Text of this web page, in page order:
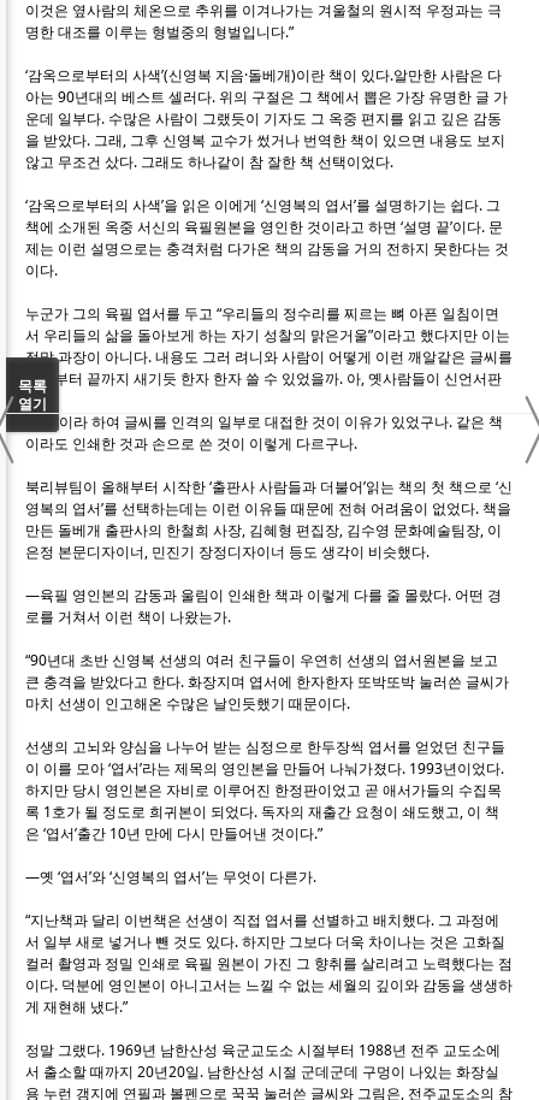
이것은 옆사람의 체온으로 추위를 이겨나가는 겨울철의 원시적 우정과는 극
명한 대조를 이루는 형벌중의 형벌입니다.”
‘감옥으로부터의 사색’(신영복 지음·돌베개)이란 책이 있다.알만한 사람은 다
아는 90년대의 베스트 셀러다. 위의 구절은 그 책에서 뽑은 가장 유명한 글 가
운데 일부다. 수많은 사람이 그랬듯이 기자도 그 옥중 편지를 읽고 깊은 감동
을 받았다. 그래, 그후 신영복 교수가 썼거나 번역한 책이 있으면 내용도 보지
않고 무조건 샀다. 그래도 하나같이 참 잘한 책 선택이었다.
‘감옥으로부터의 사색’을 읽은 이에게 ‘신영복의 엽서’를 설명하기는 쉽다. 그
책에 소개된 옥중 서신의 육필원본을 영인한 것이라고 하면 ‘설명 끝’이다. 문
제는 이런 설명으로는 충격처럼 다가온 책의 감동을 거의 전하지 못한다는 것
이다.
누군가 그의 육필 엽서를 두고 “우리들의 정수리를 찌르는 뼈 아픈 일침이면
서 우리들의 삶을 돌아보게 하는 자기 성찰의 맑은거울”이라고 했다지만 이는
정말 과장이 아니다. 내용도 그러 려니와 사람이 어떻게 이런 깨알같은 글씨를
처음부터 끝까지 새기듯 한자 한자 쓸 수 있었을까. 아, 옛사람들이 신언서판
(身言
書判)이라 하여 글씨를 인격의 일부로 대접한 것이 이유가 있었구나. 같은 책
이라도 인쇄한 것과 손으로 쓴 것이 이렇게 다르구나.
북리뷰팀이 올해부터 시작한 ‘출판사 사람들과 더불어’읽는 책의 첫 책으로 ‘신
영복의 엽서’를 선택하는데는 이런 이유들 때문에 전혀 어려움이 없었다. 책을
만든 돌베개 출판사의 한철희 사장, 김혜형 편집장, 김수영 문화예술팀장, 이
은정 본문디자이너, 민진기 장정디자이너 등도 생각이 비슷했다.
―육필 영인본의 감동과 울림이 인쇄한 책과 이렇게 다를 줄 몰랐다. 어떤 경
로를 거쳐서 이런 책이 나왔는가.
“90년대 초반 신영복 선생의 여러 친구들이 우연히 선생의 엽서원본을 보고
큰 충격을 받았다고 한다. 화장지며 엽서에 한자한자 또박또박 눌러쓴 글씨가
마치 선생이 인고해온 수많은 날인듯했기 때문이다.
선생의 고뇌와 양심을 나누어 받는 심정으로 한두장씩 엽서를 얻었던 친구들
이 이를 모아 ‘엽서’라는 제목의 영인본을 만들어 나눠가졌다. 1993년이었다.
하지만 당시 영인본은 자비로 이루어진 한정판이었고 곧 애서가들의 수집목
록 1호가 될 정도로 희귀본이 되었다. 독자의 재출간 요청이 쇄도했고, 이 책
은 ‘엽서’출간 10년 만에 다시 만들어낸 것이다.”
―옛 ‘엽서’와 ‘신영복의 엽서’는 무엇이 다른가.
“지난책과 달리 이번책은 선생이 직접 엽서를 선별하고 배치했다. 그 과정에
서 일부 새로 넣거나 뺀 것도 있다. 하지만 그보다 더욱 차이나는 것은 고화질
컬러 촬영과 정밀 인쇄로 육필 원본이 가진 그 향취를 살리려고 노력했다는 점
이다. 덕분에 영인본이 아니고서는 느낄 수 없는 세월의 깊이와 감동을 생생하
게 재현해 냈다.”
정말 그랬다. 1969년 남한산성 육군교도소 시절부터 1988년 전주 교도소에
서 출소할 때까지 20년20일. 남한산성 시절 군데군데 구멍이 나있는 화장실
용 누런 갱지에 연필과 볼펜으로 꾹꾹 눌러쓴 글씨와 그림은, 전주교도소의 참
목록
열기